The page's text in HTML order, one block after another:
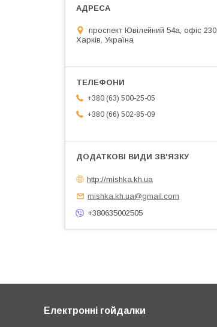
проспект Ювілейний 54а, офіс 230,
Харків, Україна
+380 (63) 500-25-05
+380 (66) 502-85-09
http://mishka.kh.ua
mishka.kh.ua@gmail.com
+380635002505
Електронні гойдалки